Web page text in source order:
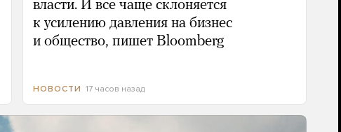
власти. И все чаще склоняется
к усилению давления на бизнес
и общество, пишет Bloomberg
НОВОСТИ 17 часов назад